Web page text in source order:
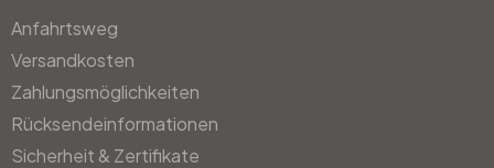
Anfahrtsweg
Versandkosten
Zahlungsmöglichkeiten
Rücksendeinformationen
Sicherheit & Zertifikate